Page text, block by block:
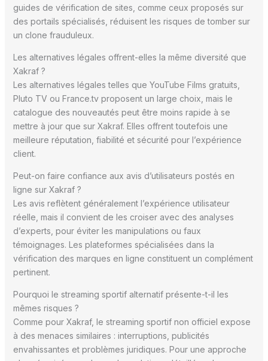
guides de vérification de sites, comme ceux proposés sur
des portails spécialisés, réduisent les risques de tomber sur
un clone frauduleux.
Les alternatives légales offrent-elles la même diversité que
Xakraf ?
Les alternatives légales telles que YouTube Films gratuits,
Pluto TV ou France.tv proposent un large choix, mais le
catalogue des nouveautés peut être moins rapide à se
mettre à jour que sur Xakraf. Elles offrent toutefois une
meilleure réputation, fiabilité et sécurité pour l’expérience
client.
Peut-on faire confiance aux avis d’utilisateurs postés en
ligne sur Xakraf ?
Les avis reflètent généralement l’expérience utilisateur
réelle, mais il convient de les croiser avec des analyses
d’experts, pour éviter les manipulations ou faux
témoignages. Les plateformes spécialisées dans la
vérification des marques en ligne constituent un complément
pertinent.
Pourquoi le streaming sportif alternatif présente-t-il les
mêmes risques ?
Comme pour Xakraf, le streaming sportif non officiel expose
à des menaces similaires : interruptions, publicités
envahissantes et problèmes juridiques. Pour une approche